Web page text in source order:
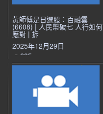
黃師傅是日選股：百融雲
(6608) | 人民幣破七 人行如何
應對 | 拆
2025年12月29日
605